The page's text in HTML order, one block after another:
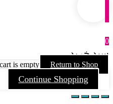
0
سبد خرید
is empty Return to Shop
Continue Shopping